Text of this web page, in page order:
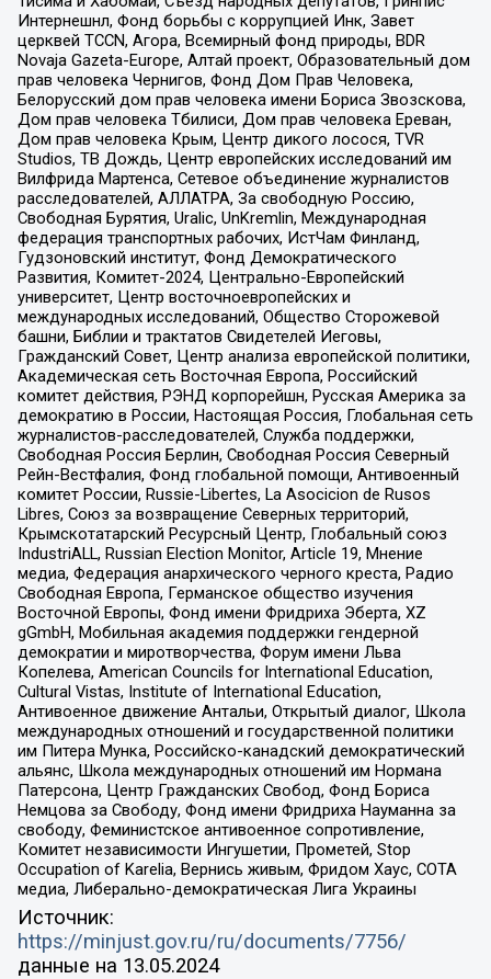
Интернешнл, Фонд борьбы с коррупцией Инк, Завет
церквей TCCN, Агора, Всемирный фонд природы, BDR
Novaja Gazeta-Europe, Алтай проект, Образовательный дом
прав человека Чернигов, Фонд Дом Прав Человека,
Белорусский дом прав человека имени Бориса Звозскова,
Дом прав человека Тбилиси, Дом прав человека Ереван,
Дом прав человека Крым, Центр дикого лосося, TVR
Studios, ТВ Дождь, Центр европейских исследований им
Вилфрида Мартенса, Сетевое объединение журналистов
расследователей, АЛЛАТРА, За свободную Россию,
Свободная Бурятия, Uralic, UnKremlin, Международная
федерация транспортных рабочих, ИстЧам Финланд,
Гудзоновский институт, Фонд Демократического
Развития, Комитет-2024, Центрально-Европейский
университет, Центр восточноевропейских и
международных исследований, Общество Сторожевой
башни, Библии и трактатов Свидетелей Иеговы,
Гражданский Совет, Центр анализа европейской политики,
Академическая сеть Восточная Европа, Российский
комитет действия, РЭНД корпорейшн, Русская Америка за
демократию в России, Настоящая Россия, Глобальная сеть
журналистов-расследователей, Служба поддержки,
Свободная Россия Берлин, Свободная Россия Северный
Рейн-Вестфалия, Фонд глобальной помощи, Антивоенный
комитет России, Russie-Libertes, La Asocicion de Rusos
Libres, Союз за возвращение Северных территорий,
Крымскотатарский Ресурсный Центр, Глобальный союз
IndustriALL, Russian Election Monitor, Article 19, Мнение
медиа, Федерация анархического черного креста, Радио
Свободная Европа, Германское общество изучения
Восточной Европы, Фонд имени Фридриха Эберта, XZ
gGmbH, Мобильная академия поддержки гендерной
демократии и миротворчества, Форум имени Льва
Копелева, American Councils for International Education,
Cultural Vistas, Institute of International Education,
Антивоенное движение Антальи, Открытый диалог, Школа
международных отношений и государственной политики
им Питера Мунка, Российско-канадский демократический
альянс, Школа международных отношений им Нормана
Патерсона, Центр Гражданских Свобод, Фонд Бориса
Немцова за Свободу, Фонд имени Фридриха Науманна за
свободу, Феминистское антивоенное сопротивление,
Комитет независимости Ингушетии, Прометей, Stop
Occupation of Karelia, Вернись живым, Фридом Хаус, СОТА
медиа, Либерально-демократическая Лига Украины
Источник:
https://minjust.gov.ru/ru/documents/7756/
данные на 13.05.2024